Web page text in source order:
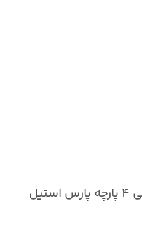
سرویس قابلمه سیسمونی ۴ پارچه پارس استیل